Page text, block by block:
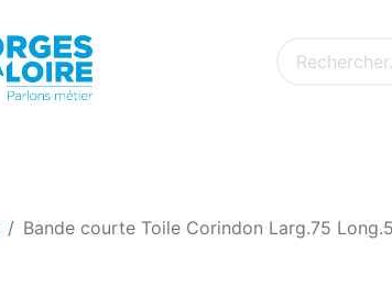
Bande courte Toile Corindon Larg.75